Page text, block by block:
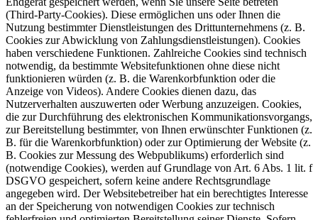
(Third-Party-Cookies). Diese ermöglichen uns oder Ihnen die
Nutzung bestimmter Dienstleistungen des Drittunternehmens (z. B.
Cookies zur Abwicklung von Zahlungsdienstleistungen). Cookies
haben verschiedene Funktionen. Zahlreiche Cookies sind technisch
notwendig, da bestimmte Websitefunktionen ohne diese nicht
funktionieren würden (z. B. die Warenkorbfunktion oder die
Anzeige von Videos). Andere Cookies dienen dazu, das
Nutzerverhalten auszuwerten oder Werbung anzuzeigen. Cookies,
die zur Durchführung des elektronischen Kommunikationsvorgangs,
zur Bereitstellung bestimmter, von Ihnen erwünschter Funktionen (z.
B. für die Warenkorbfunktion) oder zur Optimierung der Website (z.
B. Cookies zur Messung des Webpublikums) erforderlich sind
(notwendige Cookies), werden auf Grundlage von Art. 6 Abs. 1 lit. f
DSGVO gespeichert, sofern keine andere Rechtsgrundlage
angegeben wird. Der Websitebetreiber hat ein berechtigtes Interesse
an der Speicherung von notwendigen Cookies zur technisch